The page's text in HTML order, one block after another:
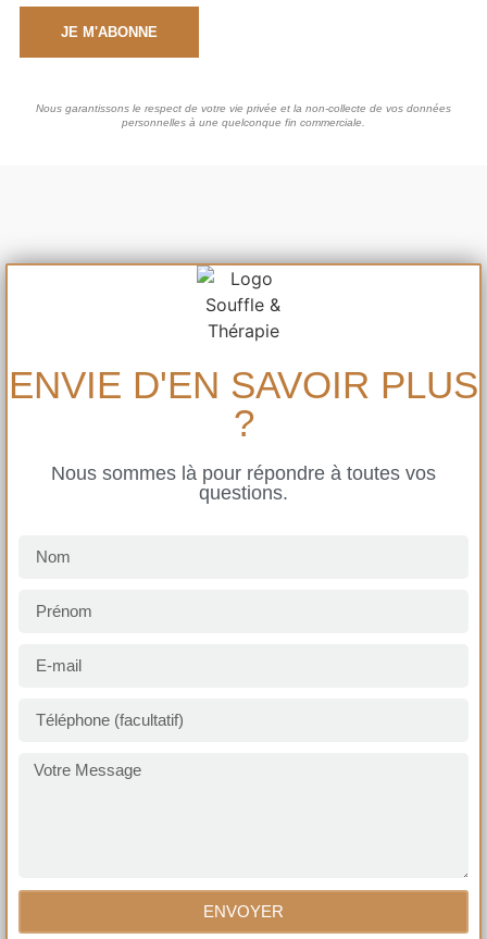
JE M'ABONNE
Nous garantissons le respect de votre vie privée et la non-collecte de vos données
personnelles à une quelconque fin commerciale.
ENVIE D'EN SAVOIR PLUS
?
Nous sommes là pour répondre à toutes vos
questions.
ENVOYER